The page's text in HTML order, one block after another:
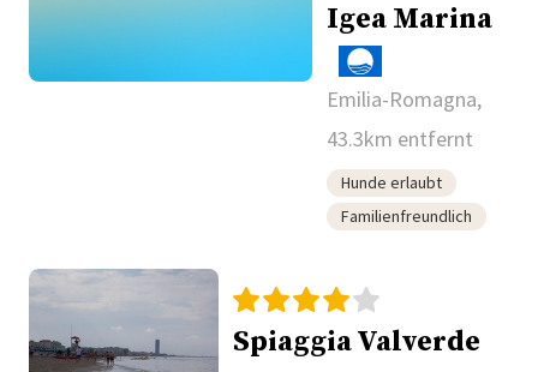
Igea Marina
Emilia-Romagna,
43.3km entfernt
Hunde erlaubt
Familienfreundlich
Spiaggia Valverde